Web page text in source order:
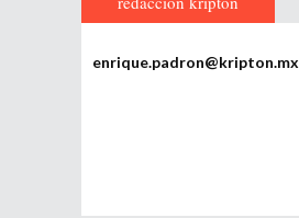
enrique.padron@kripton.mx